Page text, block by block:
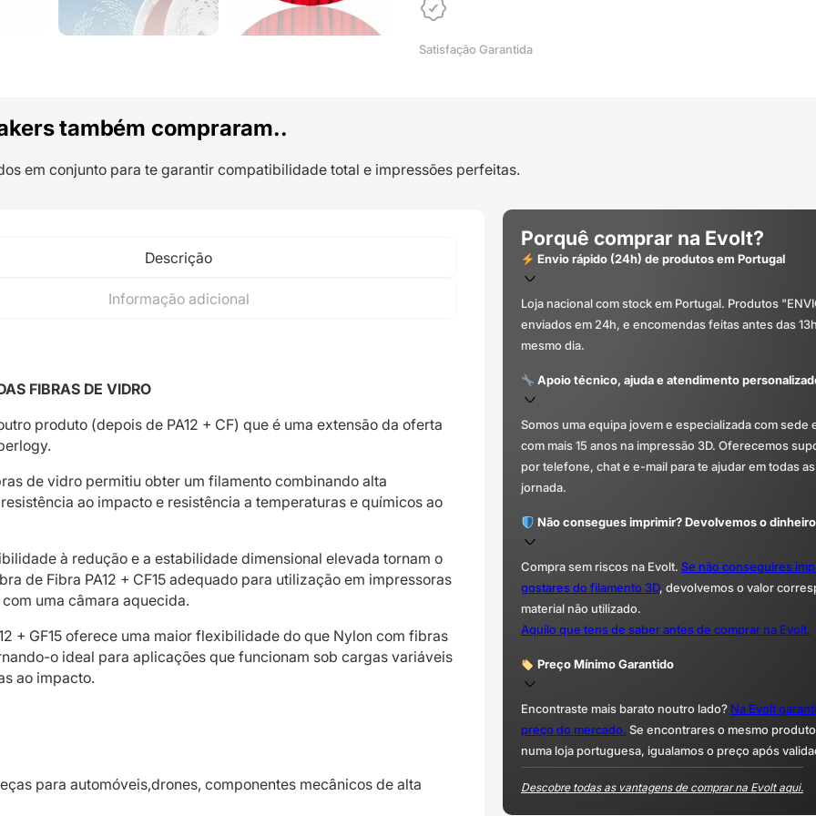
Satisfação Garantida
também compraram..
em conjunto para te garantir compatibilidade total e impressões perfeitas.
Descrição
Informação adicional
FIBRAS DE VIDRO
produto (depois de PA12 + CF) que é uma extensão da oferta
de vidro permitiu obter um filamento combinando alta
ao impacto e resistência a temperaturas e químicos ao
à redução e a estabilidade dimensional elevada tornam o
de Fibra PA12 + CF15 adequado para utilização em impressoras
uma câmara aquecida.
+ GF15 oferece uma maior flexibilidade do que Nylon com fibras
o ideal para aplicações que funcionam sob cargas variáveis
ao impacto.
para automóveis,drones, componentes mecânicos de alta
Porquê comprar na Evolt?
Envio rápido (24h) de produtos em Portugal
Loja nacional com stock em Portugal. Produtos
enviados em 24h, e encomendas feitas antes das
mesmo dia.
Apoio técnico, ajuda e atendimento
Somos uma equipa jovem e especializada com sede
com mais 15 anos na impressão 3D. Oferecemos
por telefone, chat e e-mail para te ajudar em todas
jornada.
Não consegues imprimir? Devolvemos o
Compra sem riscos na Evolt. Se não conseguires
gostares do filamento 3D, devolvemos o valor
material não utilizado.
Aquilo que tens de saber antes de comprar na Evolt.
Preço Mínimo Garantido
Encontraste mais barato noutro lado? Na Evolt
preço do mercado. Se encontrares o mesmo
numa loja portuguesa, igualamos o preço após
Descobre todas as vantagens de comprar na Evolt aqui.